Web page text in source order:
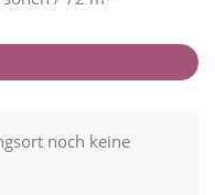
noch keine